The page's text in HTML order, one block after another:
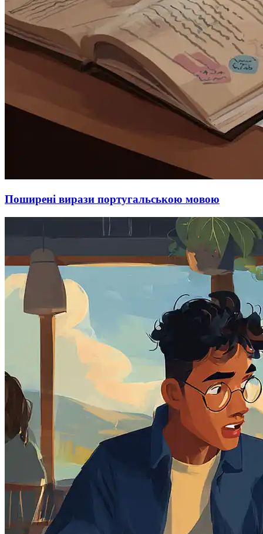
Поширені вирази португальською мовою